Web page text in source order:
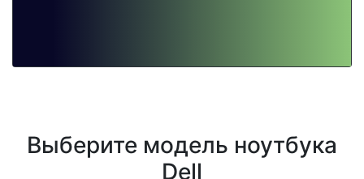
Выберите модель ноутбука
Dell